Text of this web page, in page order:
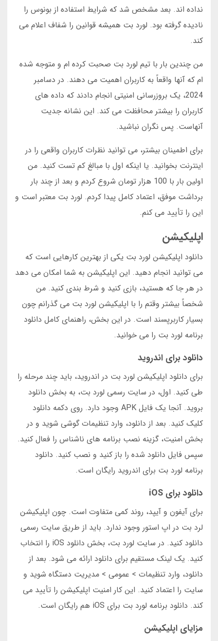
نداده اند. بعد مشخص شد که شرایط استفاده از بونوس را
نادیده گرفته بود. لورد بت همیشه قوانین را شفاف اعلام می
کند.
من چندین بار با تیم لورد بت صحبت کرده ام و متوجه شده
ام که آنها واقعاً به کاربران اهمیت می دهند. در دسامبر
2024، یک بروزرسانی امنیتی انجام دادند که داده های
کاربران را بیشتر محافظت می کند. این نشانه جدیت
آنهاست. پس نگران نباشید.
برای اطمینان بیشتر، می توانید نظرات کاربران واقعی را در
اینترنت بخوانید. یا اینکه اول با مبالغ کم تست کنید. من
اولین بار با 100 هزار تومان شروع کردم و بعد از چند بار
برداشت موفق، اعتماد کامل پیدا کردم. لورد بت معتبر است و
این را تأیید می کنم.
اپلیکیشن
دانلود اپلیکیشن لورد بت یکی از بهترین کارهایی است که
می توانید انجام دهید. این اپلیکیشن به شما امکان می دهد
در هر جا که هستید، بازی کنید و شرط بندی کنید. من
شخصاً بیشتر وقتم را با اپلیکیشن لورد بت می گذرانم چون
بسیار کاربرپسند است. در این بخش، راهنمای کامل دانلود
برنامه لورد بت را می خوانید.
دانلود برای اندروید
برای دانلود اپلیکیشن لورد بت در اندروید، باید چند مرحله را
طی کنید. اول، در سایت رسمی لورد بت، به بخش دانلود
بروید. آنجا یک فایل APK وجود دارد. روی دکمه دانلود
کلیک کنید. بعد از دانلود، وارد تنظیمات گوشی شوید و در
بخش امنیت، گزینه نصب برنامه های ناشناس را فعال کنید.
سپس فایل دانلود شده را باز کنید و نصب کنید. دانلود
برنامه لورد بت برای اندروید رایگان است.
دانلود برای iOS
برای آیفون و آیپد، روند کمی متفاوت است. چون اپلیکیشن
لرد بت در اپ استور وجود ندارد. باید از طریق سایت رسمی
دانلود کنید. در سایت لورد بت، بخش دانلود iOS را انتخاب
کنید. یک لینک مستقیم برای دانلود ارائه می شود. بعد از
دانلود، وارد تنظیمات > عمومی > مدیریت دستگاه شوید و
سایت را اعتماد کنید. این کار امنیت اپلیکیشن را تأیید می
کند. دانلود برنامه لورد بت برای iOS هم رایگان است.
مزایای اپلیکیشن